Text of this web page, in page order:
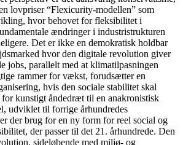
lovpriser “Flexicurity-modellen” som
hvor behovet for fleksibilitet i
ændringer i industristrukturen
Det er ikke en demokratisk holdbar
hvor den digitale revolution giver
jobs, parallelt med at klimatilpasningen
rammer for vækst, forudsætter en
hvis den sociale stabilitet skal
for kunstigt åndedræt til en anakronistisk
udviklet til forrige århundredes
der brug for en ny form for reel social og
der passer til det 21. århundrede. Den
sideløbende med miljø- og